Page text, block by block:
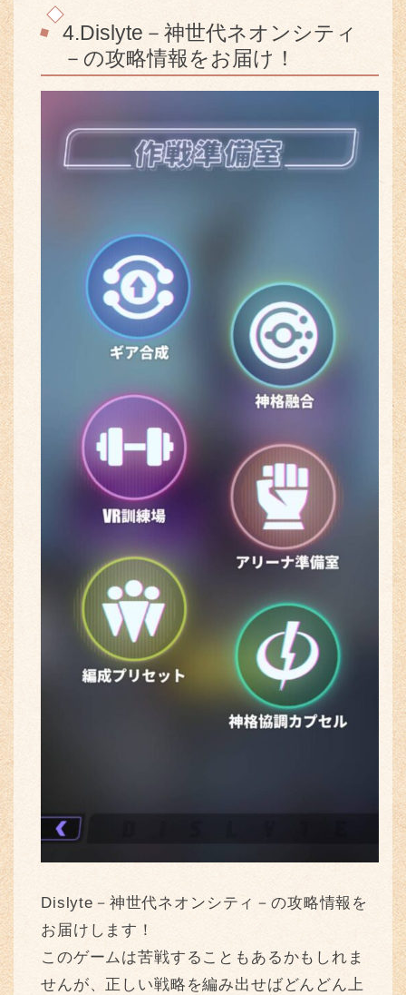
4.Dislyte－神世代ネオンシティ
－の攻略情報をお届け！
Dislyte－神世代ネオンシティ－の攻略情報を
お届けします！
このゲームは苦戦することもあるかもしれま
せんが、正しい戦略を編み出せばどんどん上